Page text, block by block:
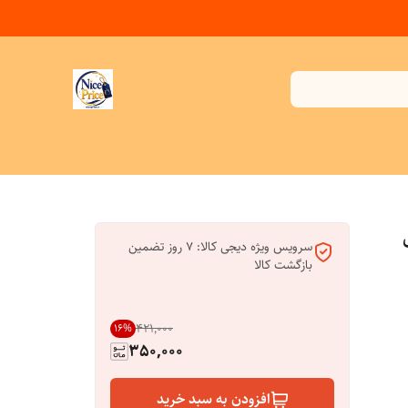
سرویس ویژه دیجی کالا: 7 روز تضمین
بازگشت کالا
۴۲۱٬۰۰۰ 16%
350,000
افزودن به سبد خرید